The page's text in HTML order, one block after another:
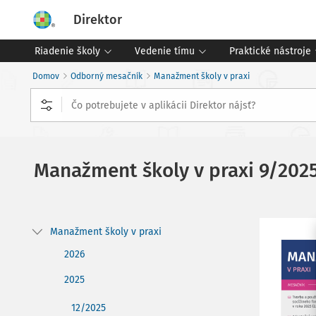
Direktor
Riadenie školy Vedenie tímu Praktické nástroje
Domov Odborný mesačník Manažment školy v praxi
Manažment školy v praxi 9/
Manažment školy v praxi
2026
2025
12/2025